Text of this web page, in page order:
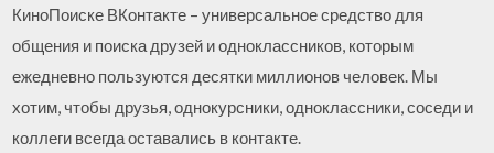
КиноПоиске ВКонтакте – универсальное средство для
общения и поиска друзей и одноклассников, которым
ежедневно пользуются десятки миллионов человек. Мы
хотим, чтобы друзья, однокурсники, одноклассники, соседи и
коллеги всегда оставались в контакте.